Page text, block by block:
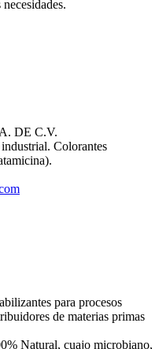
DE C.V.
Colorantes
para procesos
de materias primas
Natural, cuajo microbiano,